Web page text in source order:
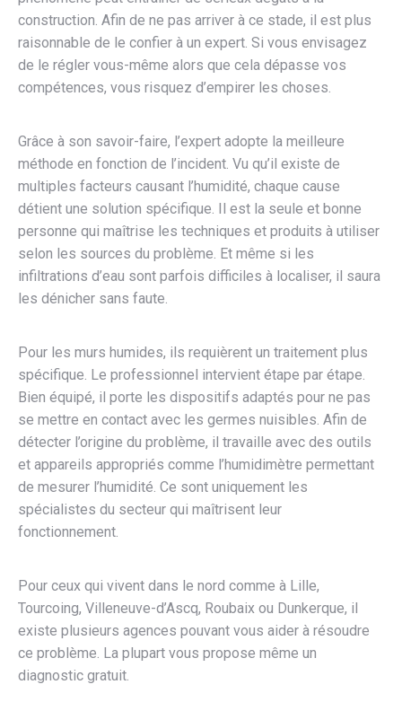
construction. Afin de ne pas arriver à ce stade, il est plus
raisonnable de le confier à un expert. Si vous envisagez
de le régler vous-même alors que cela dépasse vos
compétences, vous risquez d’empirer les choses.
Grâce à son savoir-faire, l’expert adopte la meilleure
méthode en fonction de l’incident. Vu qu’il existe de
multiples facteurs causant l’humidité, chaque cause
détient une solution spécifique. Il est la seule et bonne
personne qui maîtrise les techniques et produits à utiliser
selon les sources du problème. Et même si les
infiltrations d’eau sont parfois difficiles à localiser, il saura
les dénicher sans faute.
Pour les murs humides, ils requièrent un traitement plus
spécifique. Le professionnel intervient étape par étape.
Bien équipé, il porte les dispositifs adaptés pour ne pas
se mettre en contact avec les germes nuisibles. Afin de
détecter l’origine du problème, il travaille avec des outils
et appareils appropriés comme l’humidimètre permettant
de mesurer l’humidité. Ce sont uniquement les
spécialistes du secteur qui maîtrisent leur
fonctionnement.
Pour ceux qui vivent dans le nord comme à Lille,
Tourcoing, Villeneuve-d’Ascq, Roubaix ou Dunkerque, il
existe plusieurs agences pouvant vous aider à résoudre
ce problème. La plupart vous propose même un
diagnostic gratuit.